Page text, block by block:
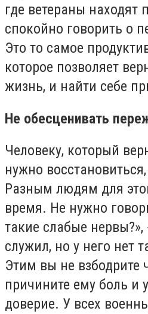
где ветераны находят
спокойно говорить о
Это то самое
которое позволяет
жизнь, и найти себе
Не обесценивать
Человеку, который
нужно
Разным людям для
время. Не нужно
такие слабые нервы?»,
служил, но у него нет
Этим вы не взбодрите
причините ему боль и
доверие. У всех